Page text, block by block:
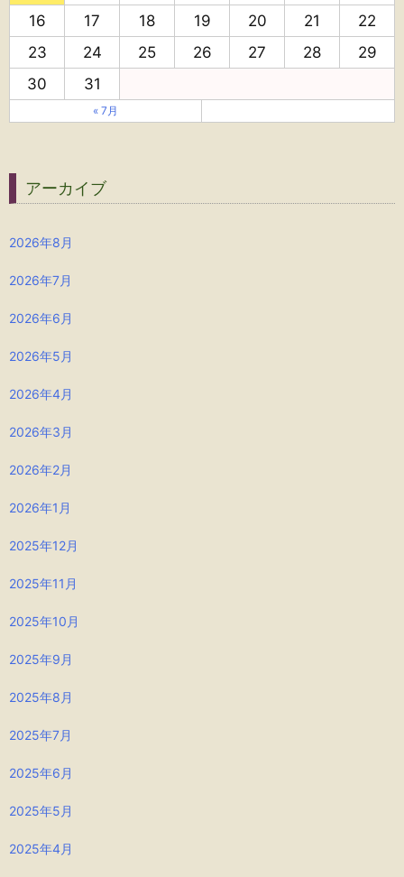
16
17 18 19 20 21
22
23
24 25 26 27 28
29
30
31
« 7月
アーカイブ
2026年8月
2026年7月
2026年6月
2026年5月
2026年4月
2026年3月
2026年2月
2026年1月
2025年12月
2025年11月
2025年10月
2025年9月
2025年8月
2025年7月
2025年6月
2025年5月
2025年4月